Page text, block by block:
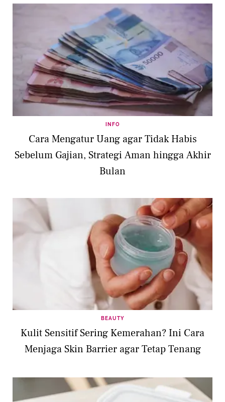
INFO
Cara Mengatur Uang agar Tidak Habis
Sebelum Gajian, Strategi Aman hingga Akhir
Bulan
BEAUTY
Kulit Sensitif Sering Kemerahan? Ini Cara
Menjaga Skin Barrier agar Tetap Tenang